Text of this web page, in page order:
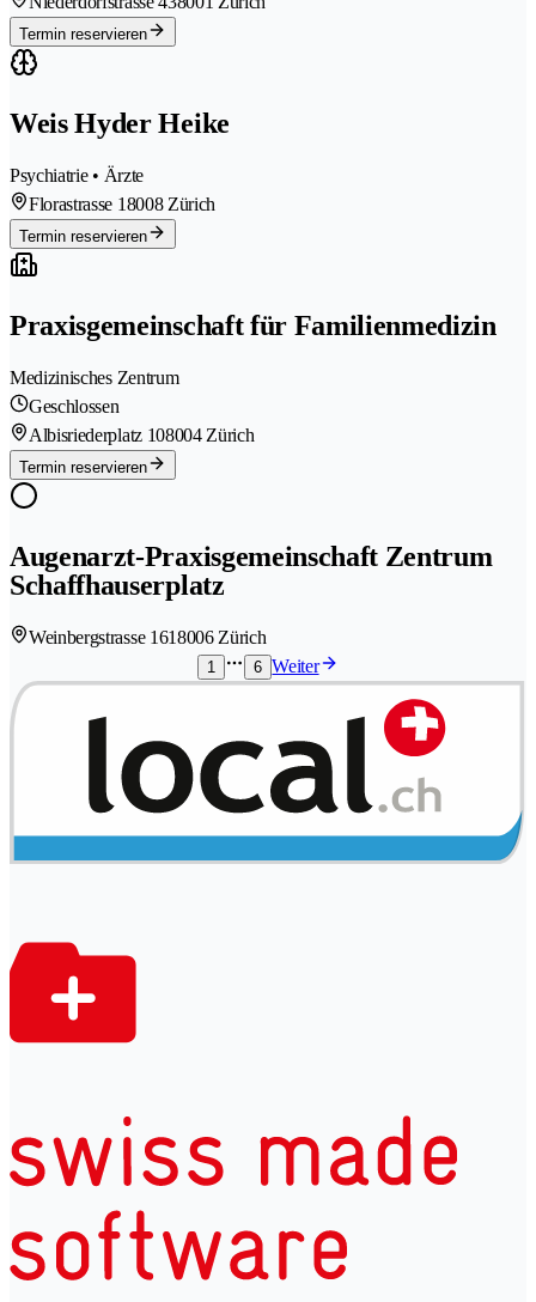
Termin reservieren
Weis Hyder Heike
Psychiatrie • Ärzte
Florastrasse 18008 Zürich
Termin reservieren
Praxisgemeinschaft für Familienmedizin
Medizinisches Zentrum
Geschlossen
Albisriederplatz 108004 Zürich
Termin reservieren
Augenarzt-Praxisgemeinschaft Zentrum
Schaffhauserplatz
Weinbergstrasse 1618006 Zürich
1 6 Weiter